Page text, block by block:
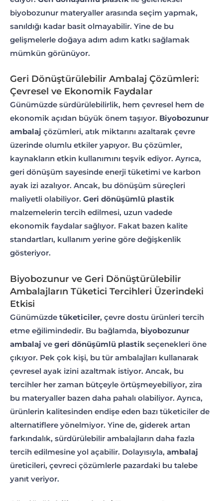
biyobozunur materyaller arasında seçim yapmak,
sanıldığı kadar basit olmayabilir. Yine de bu
gelişmelerle doğaya adım adım katkı sağlamak
mümkün görünüyor.
Geri Dönüştürülebilir Ambalaj Çözümleri:
Çevresel ve Ekonomik Faydalar
Günümüzde sürdürülebilirlik, hem çevresel hem de
ekonomik açıdan büyük önem taşıyor. Biyobozunur
ambalaj çözümleri, atık miktarını azaltarak çevre
üzerinde olumlu etkiler yapıyor. Bu çözümler,
kaynakların etkin kullanımını teşvik ediyor. Ayrıca,
geri dönüşüm sayesinde enerji tüketimi ve karbon
ayak izi azalıyor. Ancak, bu dönüşüm süreçleri
maliyetli olabiliyor. Geri dönüşümlü plastik
malzemelerin tercih edilmesi, uzun vadede
ekonomik faydalar sağlıyor. Fakat bazen kalite
standartları, kullanım yerine göre değişkenlik
gösteriyor.
Biyobozunur ve Geri Dönüştürülebilir
Ambalajların Tüketici Tercihleri Üzerindeki
Etkisi
Günümüzde tüketiciler, çevre dostu ürünleri tercih
etme eğilimindedir. Bu bağlamda, biyobozunur
ambalaj ve geri dönüşümlü plastik seçenekleri öne
çıkıyor. Pek çok kişi, bu tür ambalajları kullanarak
çevresel ayak izini azaltmak istiyor. Ancak, bu
tercihler her zaman bütçeyle örtüşmeyebiliyor, zira
bu materyaller bazen daha pahalı olabiliyor. Ayrıca,
ürünlerin kalitesinden endişe eden bazı tüketiciler de
alternatiflere yönelmiyor. Yine de, giderek artan
farkındalık, sürdürülebilir ambalajların daha fazla
tercih edilmesine yol açabilir. Dolayısıyla, ambalaj
üreticileri, çevreci çözümlerle pazardaki bu talebe
yanıt veriyor.